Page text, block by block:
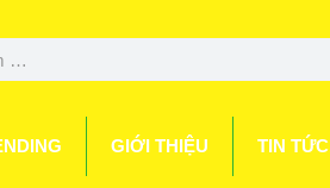
GIỚI THIỆU TIN TỨC